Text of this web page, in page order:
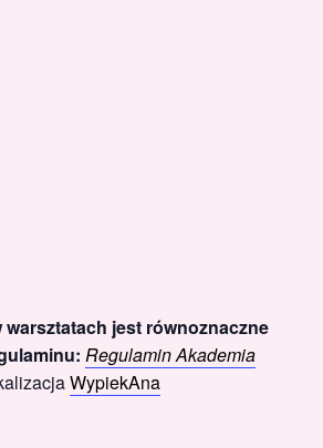
warsztatach jest równoznaczne
Regulamin Akademia
WypiekAna